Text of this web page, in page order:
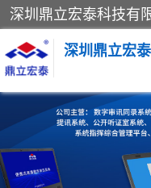
深圳鼎立宏
同步录音录像设备
数字法庭